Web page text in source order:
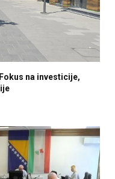
na investicije,